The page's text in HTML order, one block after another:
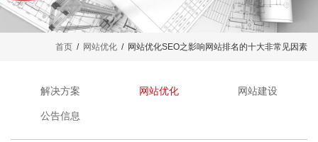
网站建设
移动互联网
首页 / 网站优化 / 网站优化SEO之影响网站排名的十大非常见因素
解决方案 网站优化 网站建设
公告信息